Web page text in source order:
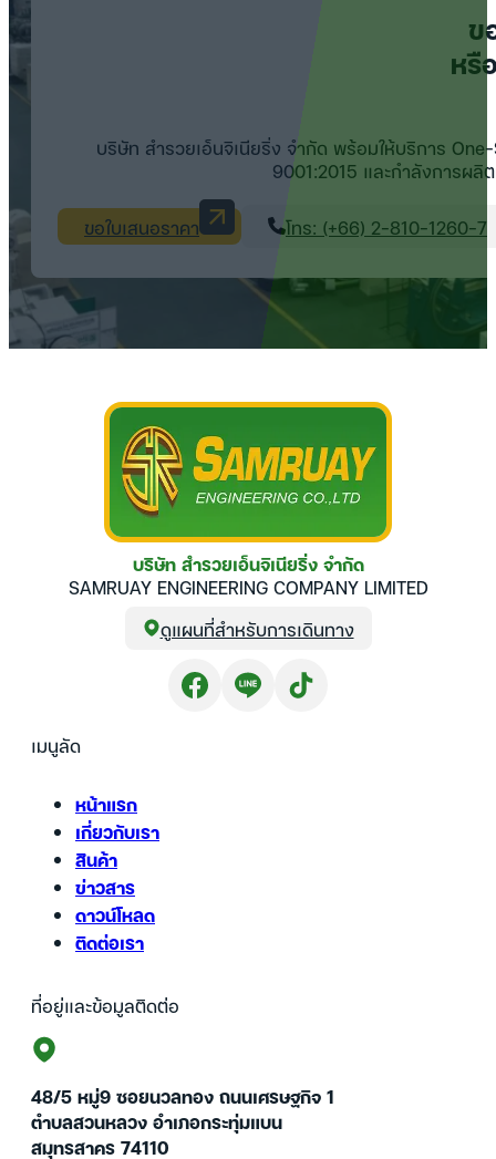
ข
หรื
บริษัท สำรวยเอ็นจิเนียริ่ง จำกัด พร้อมให้บริการ
9001:2015 และกำลังการผ
ขอใบเสนอราคา โทร: (+66) 2-810-1260-7
บริษัท สำรวยเอ็นจิเนียริ่ง จำกัด
SAMRUAY ENGINEERING COMPANY LIMITED
ดูแผนที่สำหรับการเดินทาง
เมนูลัด
หน้าแรก
เกี่ยวกับเรา
สินค้า
ข่าวสาร
ดาวน์โหลด
ติดต่อเรา
ที่อยู่และข้อมูลติดต่อ
48/5 หมู่9 ซอยนวลทอง ถนนเศรษฐกิจ 1
ตำบลสวนหลวง อำเภอกระทุ่มแบน
สมุทรสาคร 74110